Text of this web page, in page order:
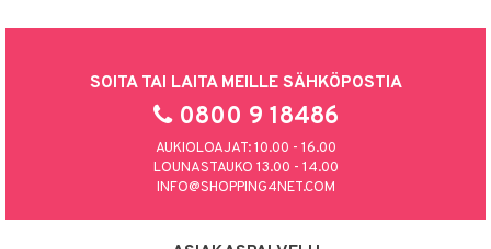
SOITA TAI LAITA MEILLE SÄHKÖPOSTIA
0800 9 18486
AUKIOLOAJAT: 10.00 - 16.00
LOUNASTAUKO 13.00 - 14.00
INFO@SHOPPING4NET.COM